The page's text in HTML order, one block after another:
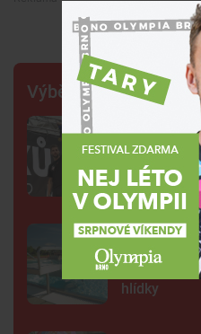
Výběr šéfredaktora
Centrum
jako Kung
světa
Na
třicet lidí.
hlídky